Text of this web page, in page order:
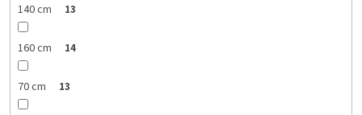
140 cm 13
160 cm 14
70 cm 13